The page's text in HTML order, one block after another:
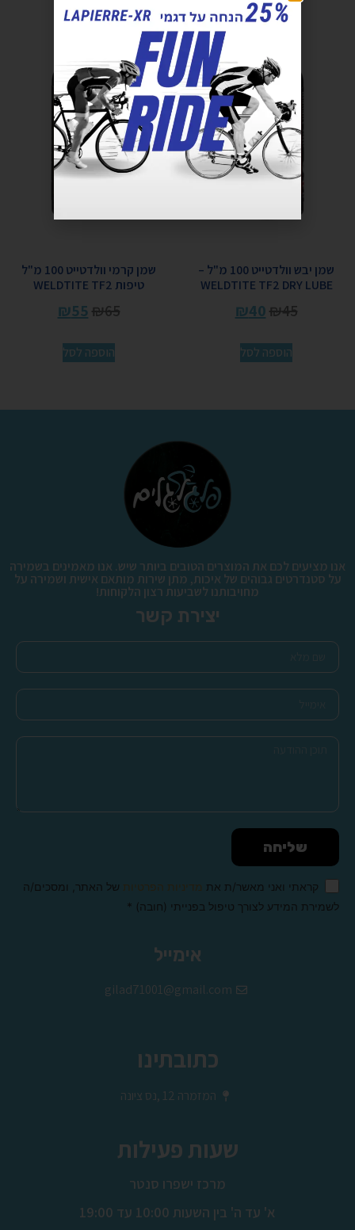
שמן יבש וולדטייט 100 מ"ל –
WELDTITE TF2 DRY LUBE
₪45
₪40
הוספה לסל
שמן קרמי וולדטייט 100 מ"ל
טיפות WELDTITE TF2
₪65
₪55
הוספה לסל
אנו מציעים לכם את המוצרים הטובים ביותר שיש. אנו מאמינים בשמירה
על סטנדרטים גבוהים של איכות, מתן שירות מותאם אישית ושמירה על
מחויבותנו לשביעות רצון הלקוחות!
יצירת קשר
שליחה
קראתי ואני מאשר/ת את מדיניות הפרטיות של האתר, ומסכים/ה
לשמירת המידע לצורך טיפול בפנייתי (חובה) *
אימייל
gilad71001@gmail.com
כתובתינו
המזמרה 12 ,נס ציונה
שעות פעילות
מרכז ישפרו סנטר
א' עד ה' בין השעות 10:00 עד 19:00